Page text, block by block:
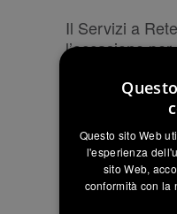
Il Servizi a
l’occasione
sfide che
prossimi anni.
FITTti aspetta
conoscere da
innovazioni di
mondo delle
Questo sito Web
l'esperienza
sito Web,
conformità con la